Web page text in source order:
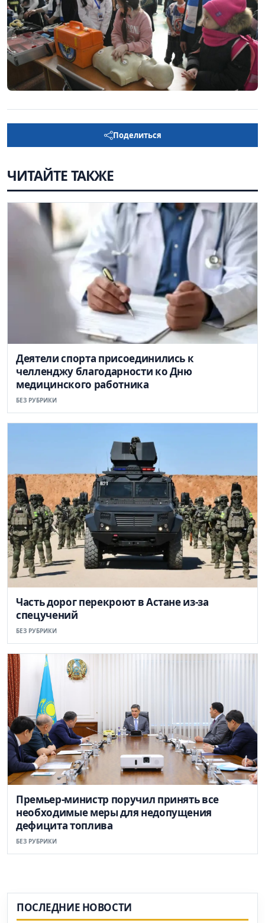
Поделиться
ЧИТАЙТЕ ТАКЖЕ
Деятели спорта присоединились к
челленджу благодарности ко Дню
медицинского работника
БЕЗ РУБРИКИ
Часть дорог перекроют в Астане из-за
спецучений
БЕЗ РУБРИКИ
Премьер-министр поручил принять все
необходимые меры для недопущения
дефицита топлива
БЕЗ РУБРИКИ
ПОСЛЕДНИЕ НОВОСТИ